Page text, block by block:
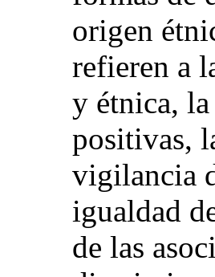
origen
refieren a
y étnica,
positivas,
vigilancia
igualdad
de las